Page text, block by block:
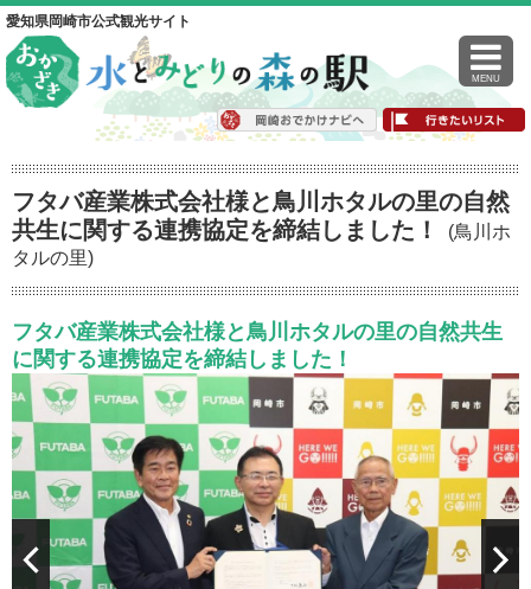
愛知県岡崎市公式観光サイト
MENU
フタバ産業株式会社様と鳥川ホタルの里の自然
共生に関する連携協定を締結しました！
(鳥川ホ
タルの里)
フタバ産業株式会社様と鳥川ホタルの里の自然共生
に関する連携協定を締結しました！